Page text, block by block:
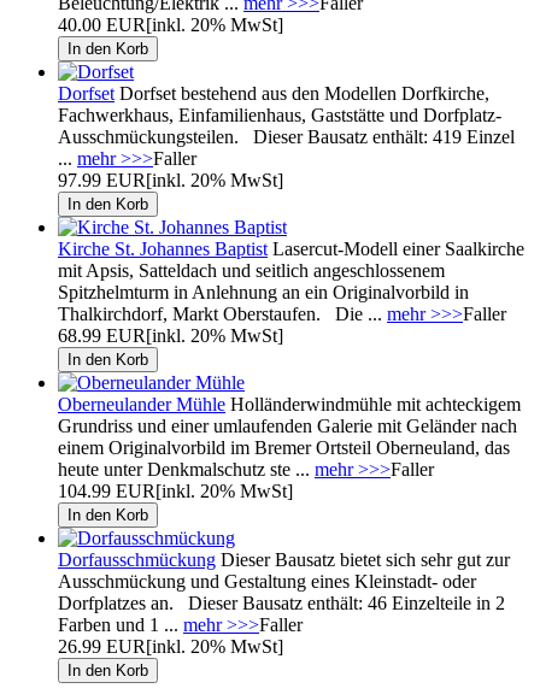
40.00 EUR[inkl. 20% MwSt]
Dorfset Dorfset bestehend aus den Modellen Dorfkirche,
Fachwerkhaus, Einfamilienhaus, Gaststätte und Dorfplatz-
Ausschmückungsteilen. Dieser Bausatz enthält: 419 Einzel
... mehr >>>Faller
97.99 EUR[inkl. 20% MwSt]
Kirche St. Johannes Baptist Lasercut-Modell einer Saalkirche
mit Apsis, Satteldach und seitlich angeschlossenem
Spitzhelmturm in Anlehnung an ein Originalvorbild in
Thalkirchdorf, Markt Oberstaufen. Die ... mehr >>>Faller
68.99 EUR[inkl. 20% MwSt]
Oberneulander Mühle Holländerwindmühle mit achteckigem
Grundriss und einer umlaufenden Galerie mit Geländer nach
einem Originalvorbild im Bremer Ortsteil Oberneuland, das
heute unter Denkmalschutz ste ... mehr >>>Faller
104.99 EUR[inkl. 20% MwSt]
Dorfausschmückung Dieser Bausatz bietet sich sehr gut zur
Ausschmückung und Gestaltung eines Kleinstadt- oder
Dorfplatzes an. Dieser Bausatz enthält: 46 Einzelteile in 2
Farben und 1 ... mehr >>>Faller
26.99 EUR[inkl. 20% MwSt]